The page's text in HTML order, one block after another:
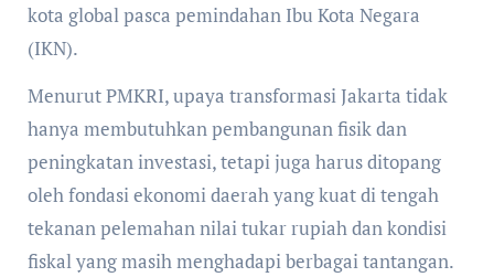
kota global pasca pemindahan Ibu Kota Negara
(IKN).
Menurut PMKRI, upaya transformasi Jakarta tidak
hanya membutuhkan pembangunan fisik dan
peningkatan investasi, tetapi juga harus ditopang
oleh fondasi ekonomi daerah yang kuat di tengah
tekanan pelemahan nilai tukar rupiah dan kondisi
fiskal yang masih menghadapi berbagai tantangan.